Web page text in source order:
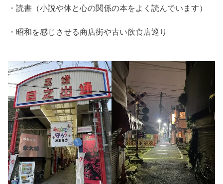
・読書（小説や体と心の関係の本をよく読んでいます）
・昭和を感じさせる商店街や古い飲食店巡り